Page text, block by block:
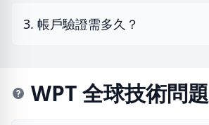
3. 帳戶驗證需多久？
WPT 全球技術問題